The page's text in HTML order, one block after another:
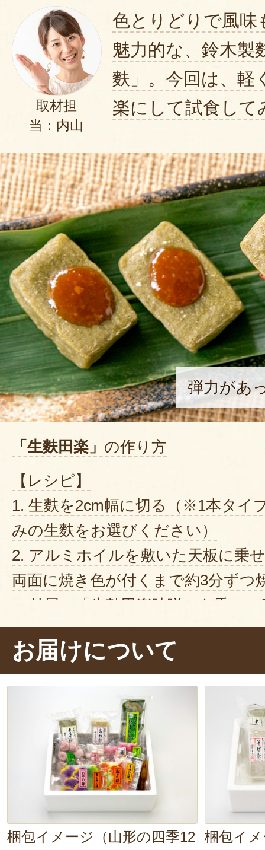
取材担
当：内山
色とりどりで風味
魅力的な、鈴木製
麩」。今回は、軽
楽にして試食して
弾力があ
「生麩田楽」 の作り方
【レシピ】
1. 生麩を2cm幅に切る（※1本タイ
みの生麩をお選びください）
2. アルミホイルを敷いた天板に乗
両面に焼き色が付くまで約3分ずつ
3. 付属の「生麩田楽味噌」を乗せて
焼いている間から、
麩の焼ける香
きましたよ～。さっそく「いただ
～！！ほかほか、もっちり～！小
て、ん～美味しい！田楽味噌の甘
もよく合います」。
様々な味わいの詰合せなので、「
な」と考えるのも楽しいですよ。
お届けについて
梱包イメージ（山形の四季12 梱包イ